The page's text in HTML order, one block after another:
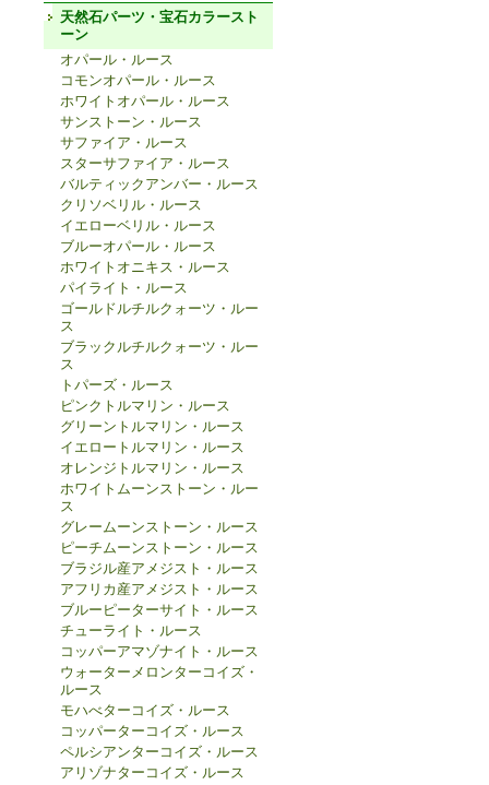
天然石パーツ・宝石カラースト
ーン
オパール・ルース
コモンオパール・ルース
ホワイトオパール・ルース
サンストーン・ルース
サファイア・ルース
スターサファイア・ルース
バルティックアンバー・ルース
クリソベリル・ルース
イエローベリル・ルース
ブルーオパール・ルース
ホワイトオニキス・ルース
パイライト・ルース
ゴールドルチルクォーツ・ルー
ス
ブラックルチルクォーツ・ルー
ス
トパーズ・ルース
ピンクトルマリン・ルース
グリーントルマリン・ルース
イエロートルマリン・ルース
オレンジトルマリン・ルース
ホワイトムーンストーン・ルー
ス
グレームーンストーン・ルース
ピーチムーンストーン・ルース
ブラジル産アメジスト・ルース
アフリカ産アメジスト・ルース
ブルーピーターサイト・ルース
チューライト・ルース
コッパーアマゾナイト・ルース
ウォーターメロンターコイズ・
ルース
モハべターコイズ・ルース
コッパーターコイズ・ルース
ペルシアンターコイズ・ルース
アリゾナターコイズ・ルース